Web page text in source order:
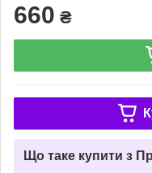
660 ₴
Що таке купити з